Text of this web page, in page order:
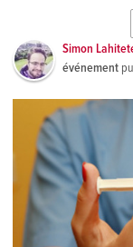
Simon
événement